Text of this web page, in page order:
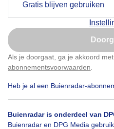
Gratis blijven gebruiken
Als je doorgaat, ga je akkoord
abonnementsvoorwaarden
Heb je al een Buienradar-
Buienradar is onderdeel van
Buienradar en DPG Media
Práchtige dag
Door: caroline berkers Gemaakt:
Nu niet,
Klik hierom dit